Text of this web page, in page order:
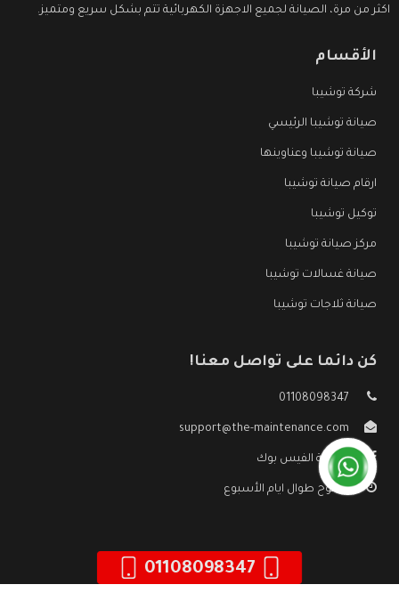
اكثر من مرة، الصيانة لجميع الاجهزة الكهربائية تتم بشكل سريع ومتميز.
الأقسام
شركة توشيبا
صيانة توشيبا الرئيسي
صيانة توشيبا وعناوينها
ارقام صيانة توشيبا
توكيل توشيبا
مركز صيانة توشيبا
صيانة غسالات توشيبا
صيانة ثلاجات توشيبا
كن دائما على تواصل معنا!
01108098347
support@the-maintenance.com
صفحة الفيس بوك
مفتوح طوال ايام الأسبوع
01108098347